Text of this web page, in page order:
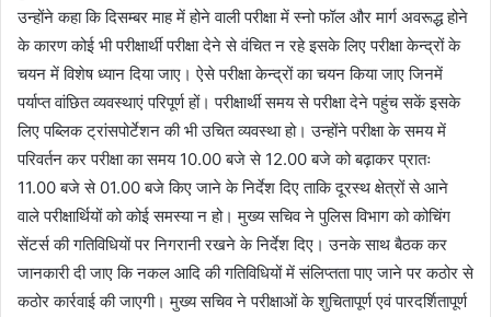
उन्होंने कहा कि दिसम्बर माह में होने वाली परीक्षा में स्नो फॉल और मार्ग अवरूद्ध होने
के कारण कोई भी परीक्षार्थी परीक्षा देने से वंचित न रहे इसके लिए परीक्षा केन्द्रों के
चयन में विशेष ध्यान दिया जाए। ऐसे परीक्षा केन्द्रों का चयन किया जाए जिनमें
पर्याप्त वांछित व्यवस्थाएं परिपूर्ण हों। परीक्षार्थी समय से परीक्षा देने पहुंच सकें इसके
लिए पब्लिक ट्रांसपोर्टेशन की भी उचित व्यवस्था हो। उन्होंने परीक्षा के समय में
परिवर्तन कर परीक्षा का समय 10.00 बजे से 12.00 बजे को बढ़ाकर प्रातः
11.00 बजे से 01.00 बजे किए जाने के निर्देश दिए ताकि दूरस्थ क्षेत्रों से आने
वाले परीक्षार्थियों को कोई समस्या न हो। मुख्य सचिव ने पुलिस विभाग को कोचिंग
सेंटर्स की गतिविधियों पर निगरानी रखने के निर्देश दिए। उनके साथ बैठक कर
जानकारी दी जाए कि नकल आदि की गतिविधियों में संलिप्तता पाए जाने पर कठोर से
कठोर कार्रवाई की जाएगी। मुख्य सचिव ने परीक्षाओं के शुचितापूर्ण एवं पारदर्शितापूर्ण